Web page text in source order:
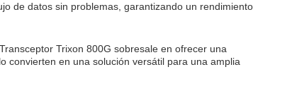
de datos sin problemas, garantizando un rendimiento
Trixon 800G sobresale en ofrecer una
convierten en una solución versátil para una amplia